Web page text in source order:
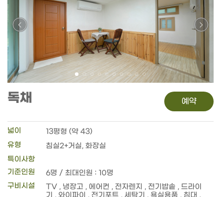
독채 예약
넓이
13평형 (약 43)
유형
침실2+거실, 화장실
특이사항
기준인원
6명 / 최대인원 : 10명
구비시설